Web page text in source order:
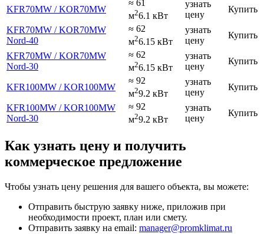
KFR70MW / KOR70MW
≈ 61
м26.1 кВт
узнать
цену
Купить
KFR70MW / KOR70MW
Nord-40
≈ 62
м26.15 кВт
узнать
цену
Купить
KFR70MW / KOR70MW
Nord-30
≈ 62
м26.15 кВт
узнать
цену
Купить
KFR100MW / KOR100MW
≈ 92
м29.2 кВт
узнать
цену
Купить
KFR100MW / KOR100MW
Nord-30
≈ 92
м29.2 кВт
узнать
цену
Купить
Как узнать цену и получить
коммерческое предложение
Чтобы узнать цену решения для вашего объекта, вы можете:
Отправить быструю заявку ниже, приложив при
необходимости проект, план или смету.
Отправить заявку на email: manager@promklimat.ru